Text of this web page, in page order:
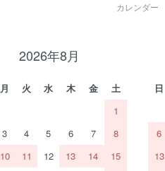
カレンダー
2026年8月
月 火 水 木 金
土
1
3 4 5 6 7
8
10 11 12 13 14
15
日
6
13